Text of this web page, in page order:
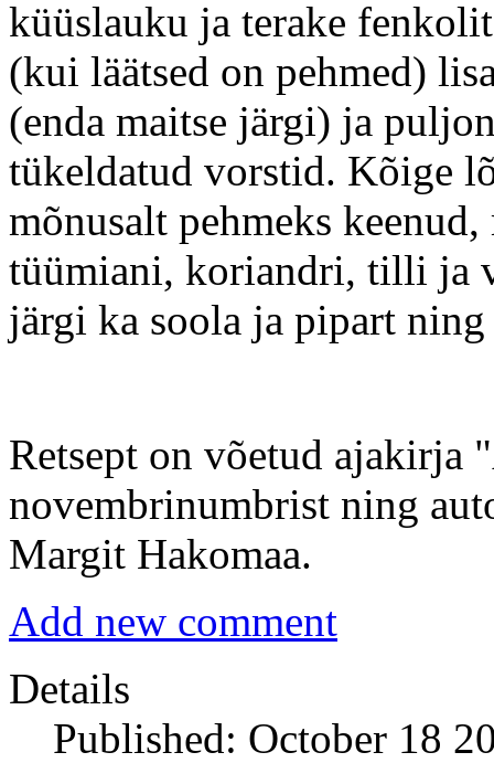
küüslauku ja terake
(kui läätsed on pehmed)
(enda maitse järgi) ja
tükeldatud vorstid. Kõige
mõnusalt pehmeks
tüümiani, koriandri, tilli ja
järgi ka soola ja pipart
Retsept on võetud ajakirja
novembrinumbrist ning
Margit Hakomaa.
Add new comment
Details
Published: October 18